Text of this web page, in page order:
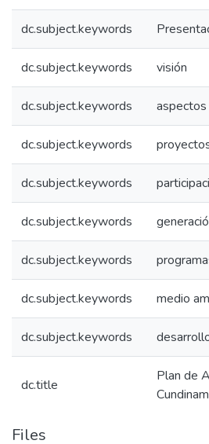
dc.subject.keywords
dc.subject.keywords visión
dc.subject.keywords
dc.subject.keywords
dc.subject.keywords
dc.subject.keywords
dc.subject.keywords
dc.subject.keywords medio
dc.subject.keywords
dc.title
Plan de
Files